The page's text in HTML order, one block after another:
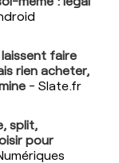
faire
rien acheter,
- Slate.fr
split,
pour